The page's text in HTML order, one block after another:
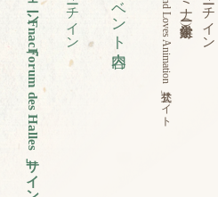
Scotland Loves Animation
」公式サイト
Fnac
Forum des Halles
」サイン会